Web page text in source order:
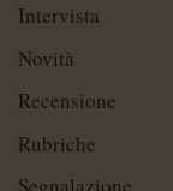
Intervista
Novità
Recensione
Rubriche